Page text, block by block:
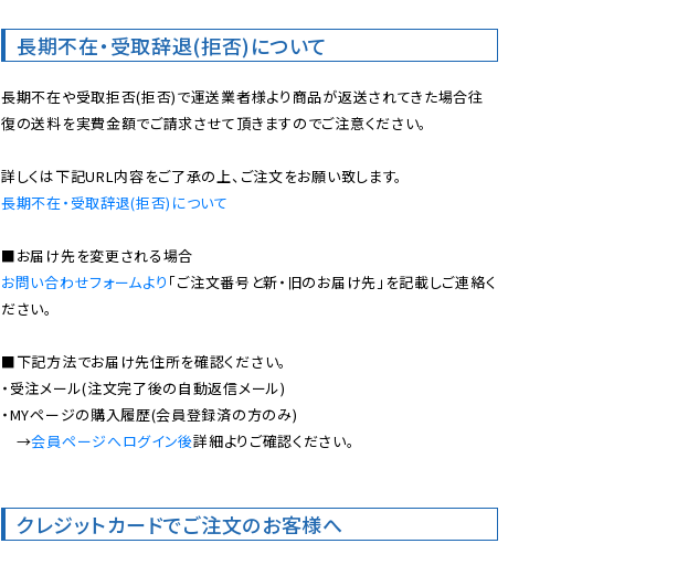
長期不在・受取辞退(拒否)について
長期不在や受取拒否(拒否)で運送業者様より商品が返送されてきた場合往
復の送料を実費金額でご請求させて頂きますのでご注意ください。
長期不在・受取辞退(拒否)について
お問い合わせフォームより 「ご注文番号と新・旧のお届け先」を記載しご連絡く
ださい。
■下記方法でお届け先住所を確認ください。
・受注メール(注文完了後の自動返信メール)
・MYページの購入履歴(会員登録済の方のみ)
→会員ページへログイン後詳細よりご確認ください。
クレジットカードでご注文のお客様へ